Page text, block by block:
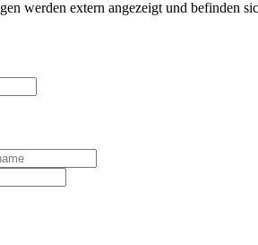
werden extern angezeigt und befinden